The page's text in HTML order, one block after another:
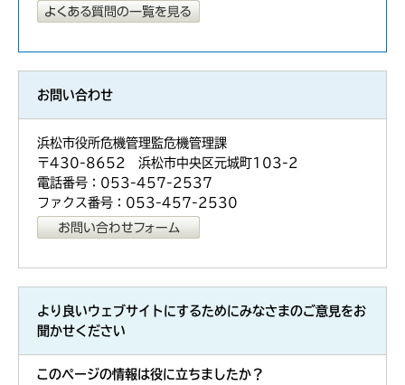
お問い合わせ
浜松市役所危機管理監危機管理課
〒430-8652 浜松市中央区元城町103-2
電話番号：053-457-2537
ファクス番号：053-457-2530
より良いウェブサイトにするためにみなさまのご意見をお
聞かせください
このページの情報は役に立ちましたか？